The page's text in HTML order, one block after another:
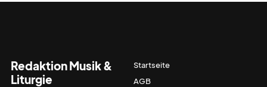
Redaktion Musik &
Liturgie
Startseite
AGB